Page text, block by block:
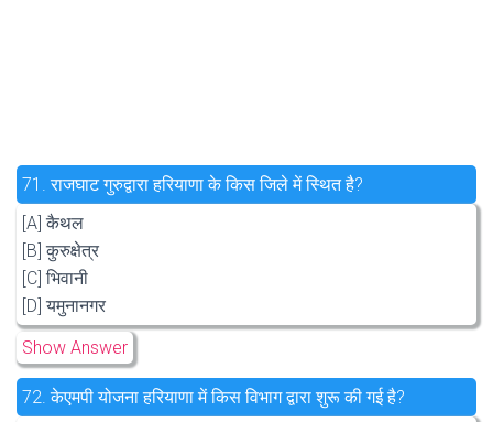
71.राजघाट गुरुद्वारा हरियाणा के किस जिले में स्थित है?
[A] कैथल
[B] कुरुक्षेत्र
[C] भिवानी
[D] यमुनानगर
Show Answer
72.केएमपी योजना हरियाणा में किस विभाग द्वारा शुरू की गई है?